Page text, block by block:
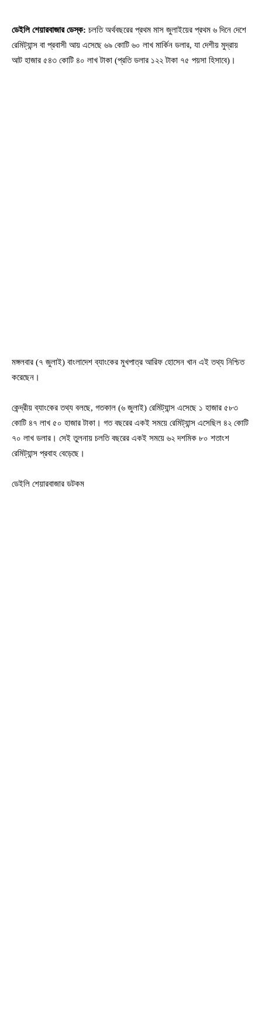
ডেইলি শেয়ারবাজার ডেস্ক: চলতি অর্থবছরের প্রথম মাস জুলাইয়ের প্রথম ৬ দিনে দেশে
রেমিট্যান্স বা প্রবাসী আয় এসেছে ৬৯ কোটি ৬০ লাখ মার্কিন ডলার, যা দেশীয় মুদ্রায়
আট হাজার ৫৪৩ কোটি ৪০ লাখ টাকা (প্রতি ডলার ১২২ টাকা ৭৫ পয়সা হিসাবে)।
মঙ্গলবার (৭ জুলাই) বাংলাদেশ ব্যাংকের মুখপাত্র আরিফ হোসেন খান এই তথ্য নিশ্চিত
করেছেন।
কেন্দ্রীয় ব্যাংকের তথ্য বলছে, গতকাল (৬ জুলাই) রেমিট্যান্স এসেছে ১ হাজার ৫৮৩
কোটি ৪৭ লাখ ৫০ হাজার টাকা। গত বছরের একই সময়ে রেমিট্যান্স এসেছিল ৪২ কোটি
৭০ লাখ ডলার। সেই তুলনায় চলতি বছরের একই সময়ে ৬২ দশমিক ৮০ শতাংশ
রেমিট্যান্স প্রবাহ বেড়েছে।
ডেইলি শেয়ারবাজার ডটকম